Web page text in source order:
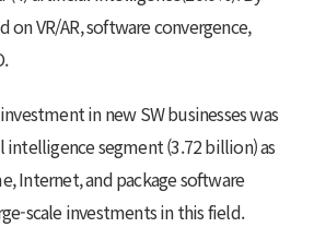
VR/AR, software convergence,
in new SW businesses was
segment (3.72 billion) as
Internet, and package software
scale investments in this field.